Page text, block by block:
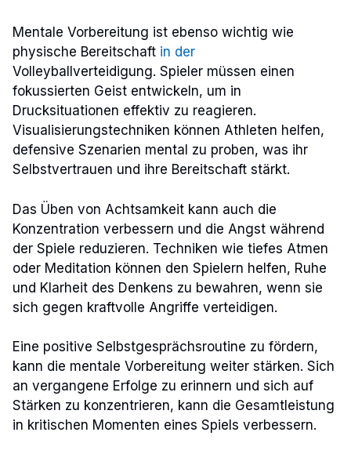
Mentale Vorbereitung ist ebenso wichtig wie
physische Bereitschaft in der
Volleyballverteidigung. Spieler müssen einen
fokussierten Geist entwickeln, um in
Drucksituationen effektiv zu reagieren.
Visualisierungstechniken können Athleten helfen,
defensive Szenarien mental zu proben, was ihr
Selbstvertrauen und ihre Bereitschaft stärkt.
Das Üben von Achtsamkeit kann auch die
Konzentration verbessern und die Angst während
der Spiele reduzieren. Techniken wie tiefes Atmen
oder Meditation können den Spielern helfen, Ruhe
und Klarheit des Denkens zu bewahren, wenn sie
sich gegen kraftvolle Angriffe verteidigen.
Eine positive Selbstgesprächsroutine zu fördern,
kann die mentale Vorbereitung weiter stärken. Sich
an vergangene Erfolge zu erinnern und sich auf
Stärken zu konzentrieren, kann die Gesamtleistung
in kritischen Momenten eines Spiels verbessern.